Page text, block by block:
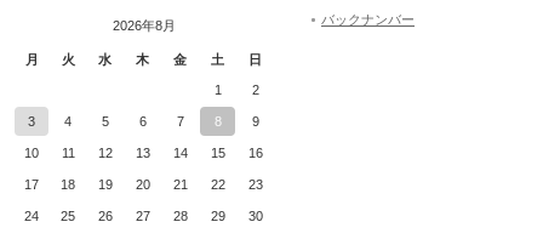
2026年8月
月 火 水 木 金 土 日
1 2
3 4 5 6 7 8 9
10 11 12 13 14 15 16
17 18 19 20 21 22 23
24 25 26 27 28 29 30
バックナンバー